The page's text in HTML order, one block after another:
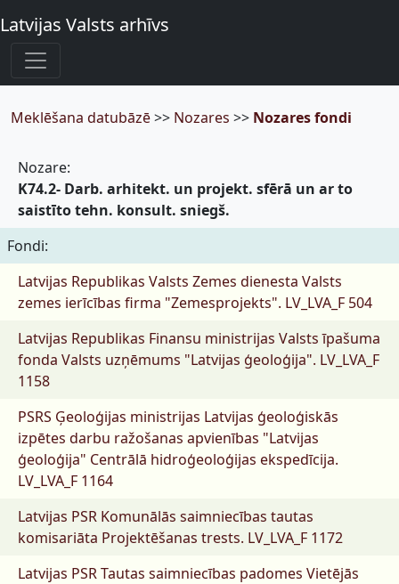
Latvijas Valsts arhīvs
Meklēšana datubāzē>> Nozares >> Nozares fondi
Nozare:
K74.2- Darb. arhitekt. un projekt. sfērā un ar to
saistīto tehn. konsult. sniegš.
Fondi:
Latvijas Republikas Valsts Zemes dienesta Valsts
zemes ierīcības firma "Zemesprojekts". LV_LVA_F 504
Latvijas Republikas Finansu ministrijas Valsts īpašuma
fonda Valsts uzņēmums "Latvijas ģeoloģija". LV_LVA_F
1158
PSRS Ģeoloģijas ministrijas Latvijas ģeoloģiskās
izpētes darbu ražošanas apvienības "Latvijas
ģeoloģija" Centrālā hidroģeoloģijas ekspedīcija.
LV_LVA_F 1164
Latvijas PSR Komunālās saimniecības tautas
komisariāta Projektēšanas trests. LV_LVA_F 1172
Latvijas PSR Tautas saimniecības padomes Vietējās